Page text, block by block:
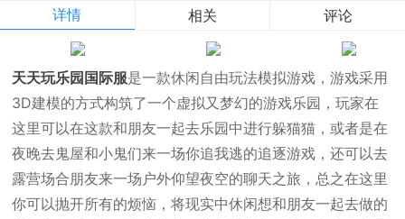
详情 相关 评论
天天玩乐园国际服是一款休闲自由玩法模拟游戏，游戏采用
3D建模的方式构筑了一个虚拟又梦幻的游戏乐园，玩家在
这里可以在这款和朋友一起去乐园中进行躲猫猫，或者是在
夜晚去鬼屋和小鬼们来一场你追我逃的追逐游戏，还可以去
露营场合朋友来一场户外仰望夜空的聊天之旅，总之在这里
你可以抛开所有的烦恼，将现实中休闲想和朋友一起去做的